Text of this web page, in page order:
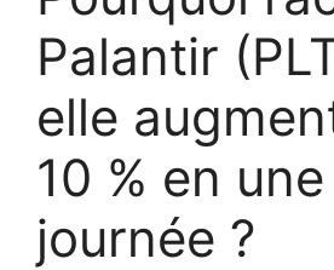
Palantir
elle
10 % en une
journée ?